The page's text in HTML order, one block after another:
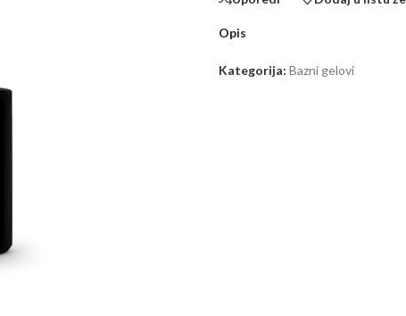
Opis
Kategorija: Bazni gelovi